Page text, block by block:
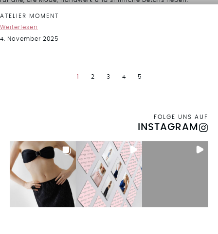
ATELIER MOMENT
Weiterlesen
4. November 2025
2 3 4 5
FOLGE UNS AUF
INSTAGRAM